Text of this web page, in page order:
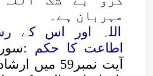
مہربان ہے۔
اللہ اور اس کے
اطاعت کا حکم :
آیت نمبر59